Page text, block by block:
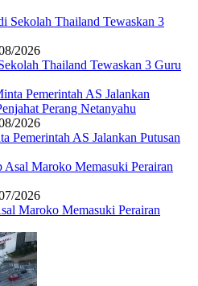
2026
Thailand Tewaskan 3 Guru
2026
Pemerintah AS Jalankan Putusan
2026
Maroko Memasuki Perairan